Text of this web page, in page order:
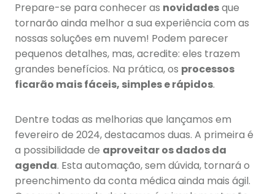
Prepare-se para conhecer as novidadesque
tornarão ainda melhor a sua experiência com as
nossas soluções em nuvem! Podem parecer
pequenos detalhes, mas, acredite: eles trazem
grandes benefícios. Na prática, os processos
ficarão mais fáceis, simples e rápidos.
Dentre todas as melhorias que lançamos em
fevereiro de 2024, destacamos duas. A primeira é
a possibilidade de aproveitar os dados da
agenda. Esta automação, sem dúvida, tornará o
preenchimento da conta médica ainda mais ágil.